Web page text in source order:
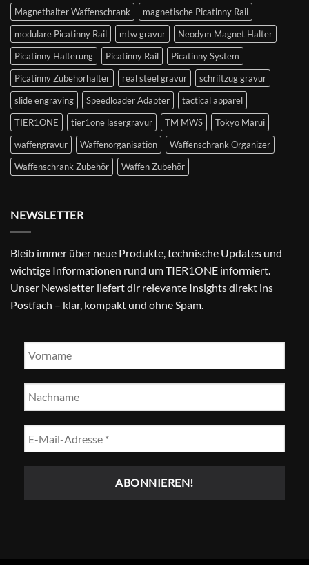
Magnethalter Waffenschrank
magnetische Picatinny Rail
modulare Picatinny Rail
mtw gravur
Neodym Magnet Halter
Picatinny Halterung
Picatinny Rail
Picatinny System
Picatinny Zubehörhalter
real steel gravur
schriftzug gravur
slide engraving
Speedloader Adapter
tactical apparel
TIER1ONE
tier1one lasergravur TM MWS
Tokyo Marui
waffengravur
Waffenorganisation
Waffenschrank Organizer
Waffenschrank Zubehör
Waffen Zubehör
NEWSLETTER
Bleib immer über neue Produkte, technische Updates und
wichtige Informationen rund um TIER1ONE informiert.
Unser Newsletter liefert dir relevante Insights direkt ins
Postfach – klar, kompakt und ohne Spam.